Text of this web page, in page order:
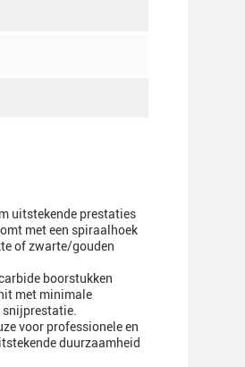
uitstekende prestaties
met een spiraalhoek
of zwarte/gouden
boorstukken
met minimale
voor professionele en
duurzaamheid